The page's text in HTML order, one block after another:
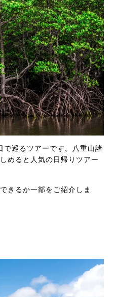
で巡るツアーです。八重山諸
めると人気の日帰りツアー
きるか一部をご紹介しま